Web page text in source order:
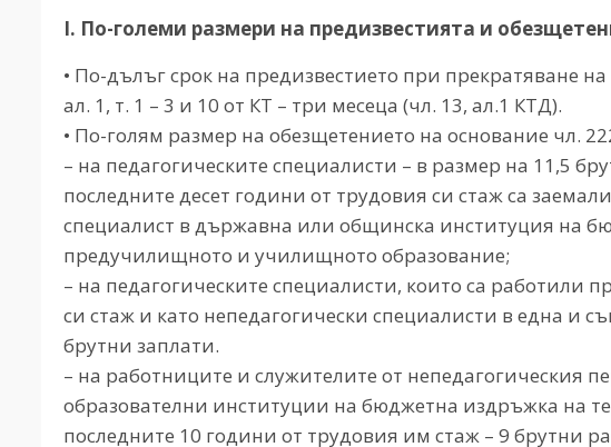
І. По-големи размери на предизвестията и
• По-дълъг срок на предизвестието при прекратяване
ал. 1, т. 1 – 3 и 10 от КТ – три месеца (чл. 13, ал.1 КТД).
• По-голям размер на обезщетението на основание чл.
– на педагогическите специалисти – в размер на 11,5
последните десет години от трудовия си стаж са
специалист в държавна или общинска институция на
предучилищното и училищното образование;
– на педагогическите специалисти, които са работили
си стаж и като непедагогически специалисти в една и
брутни заплати.
– на работниците и служителите от непедагогическия
образователни институции на бюджетна издръжка на
последните 10 години от трудовия им стаж – 9 брутни